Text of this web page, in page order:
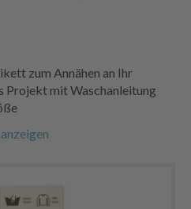
zum Annähen an Ihr
Projekt mit Waschanleitung